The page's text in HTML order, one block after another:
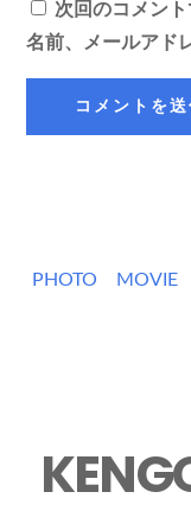
次回のコメン
名前、メールアド
PHOTO MOVIE